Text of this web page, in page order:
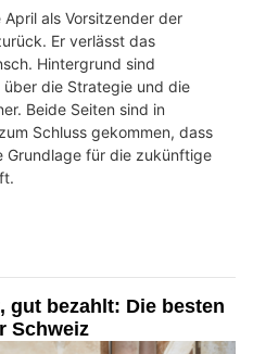
als Vorsitzender der
Er verlässt das
Hintergrund sind
die Strategie und die
Beide Seiten sind in
Schluss gekommen, dass
Grundlage für die zukünftige
gut bezahlt: Die besten
Schweiz